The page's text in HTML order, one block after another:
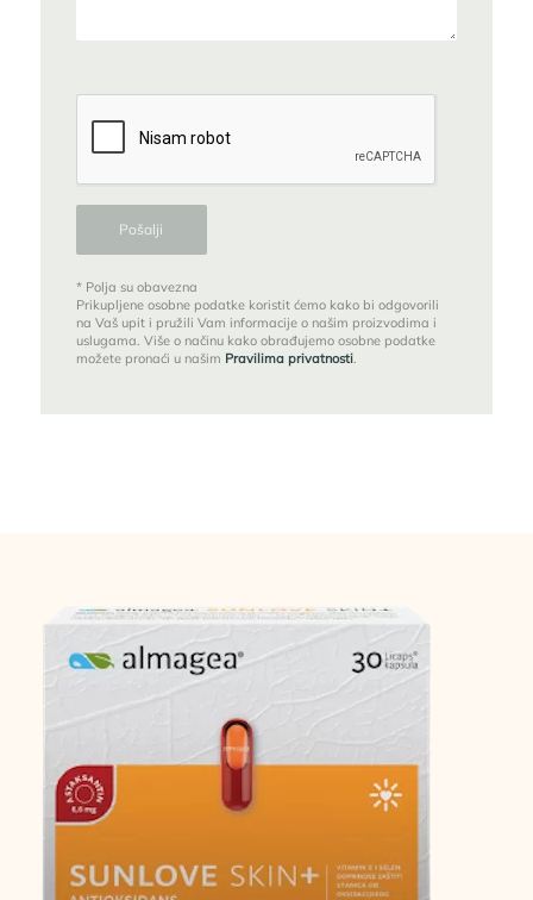
* Polja su obavezna
Prikupljene osobne podatke koristit ćemo kako bi odgovorili
na Vaš upit i pružili Vam informacije o našim proizvodima i
uslugama. Više o načinu kako obrađujemo osobne podatke
možete pronaći u našim Pravilima privatnosti.